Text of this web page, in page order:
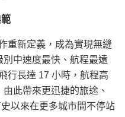
重新定義，成為實現無縫
中速度最快、航程最遠
行長達 17 小時，航程高
此帶來更迅捷的旅途、
以來在更多城市間不停站